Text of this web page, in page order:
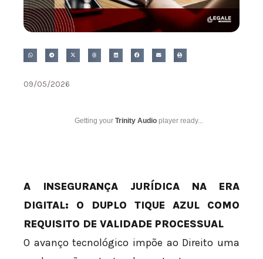
09/05/2026
Getting your Trinity Audio player ready...
A INSEGURANÇA JURÍDICA NA ERA
DIGITAL: O DUPLO TIQUE AZUL COMO
REQUISITO DE VALIDADE PROCESSUAL
O avanço tecnológico impõe ao Direito uma